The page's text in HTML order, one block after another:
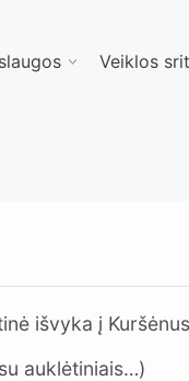
Veiklos
išvyka į Kuršėnus
auklėtiniais…)